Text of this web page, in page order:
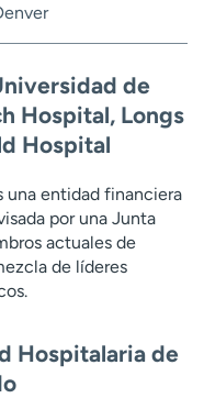
clínicos
e historias
de
Hospital, Longs
Hospital
una entidad financiera
por una Junta
actuales de
de líderes
Hospitalaria de